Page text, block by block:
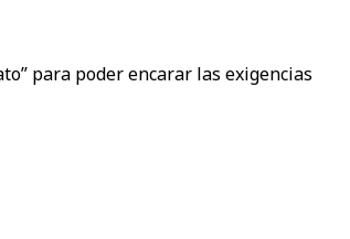
para poder encarar las exigencias